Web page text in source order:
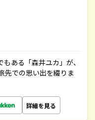
ある「森井ユカ」が、
先での思い出を綴りま
詳細を見る